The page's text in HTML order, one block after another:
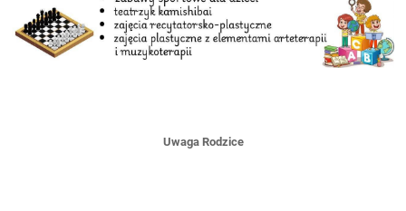
Uwaga Rodzice